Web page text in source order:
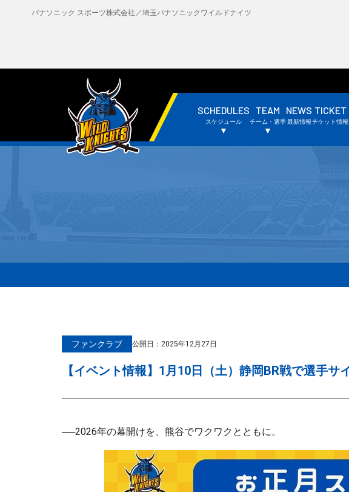
パナソニック スポーツ株式会社／埼玉パナソニックワイルドナイツ
SCHEDULES
スケジュール
▼
TEAM
チーム・選手
▼
NEWS
最新情報
TICKET
チケット情報
・試合日程・結果
・チームスケジュール
・選手情報
・スタッフ情報
ファンクラブ 公開日： 2025年12月27日
【イベント情報】1月10日（土）静岡BR戦で選手
──2026年の幕開けを、熊谷でワクワクとともに。